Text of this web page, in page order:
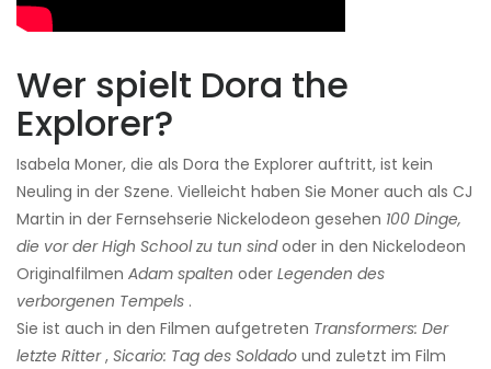
Wer spielt Dora the
Explorer?
Isabela Moner, die als Dora the Explorer auftritt, ist kein
Neuling in der Szene. Vielleicht haben Sie Moner auch als CJ
Martin in der Fernsehserie Nickelodeon gesehen 100 Dinge,
die vor der High School zu tun sindoder in den Nickelodeon
Originalfilmen Adam spalten oder Legenden des
verborgenen Tempels .
Sie ist auch in den Filmen aufgetreten Transformers: Der
letzte Ritter, Sicario: Tag des Soldado und zuletzt im Film